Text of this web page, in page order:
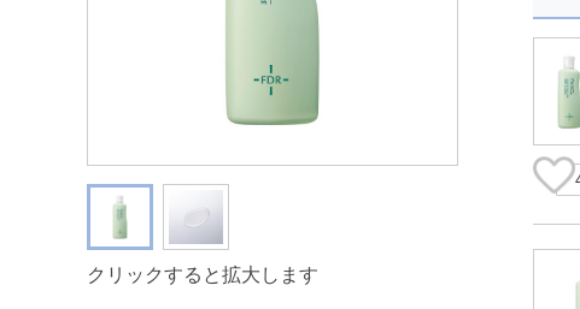
クリックすると拡大します